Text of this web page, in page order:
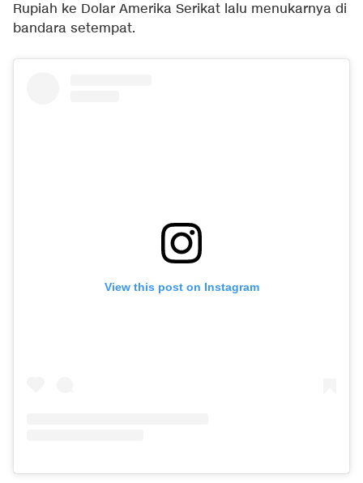
Rupiah ke Dolar Amerika Serikat lalu menukarnya di
bandara setempat.
View this post on Instagram